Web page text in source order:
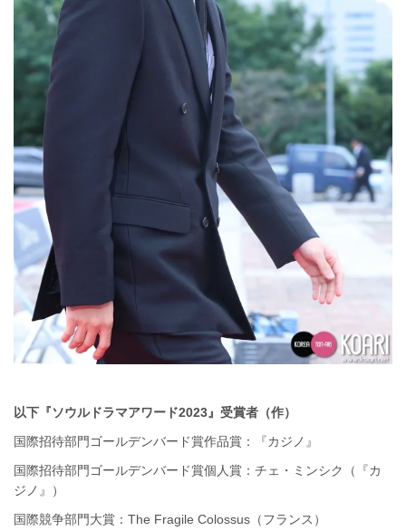
以下『ソウルドラマアワード2023』受賞者（作）
国際招待部門ゴールデンバード賞作品賞：『カジノ』
国際招待部門ゴールデンバード賞個人賞：チェ・ミンシク（『カ
ジノ』）
国際競争部門大賞：The Fragile Colossus（フランス）